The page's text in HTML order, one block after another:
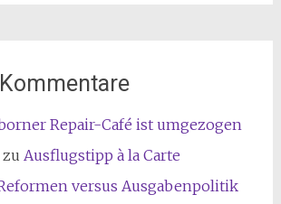
Repair-Café ist umgezogen
Ausflugstipp à la Carte
versus Ausgabenpolitik